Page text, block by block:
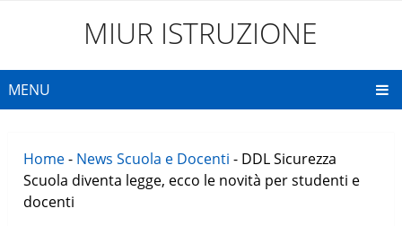
MIUR ISTRUZIONE
MENU
Home- News Scuola e Docenti - DDL Sicurezza
Scuola diventa legge, ecco le novità per studenti e
docenti